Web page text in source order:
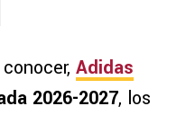
Adidas
2026-2027, los